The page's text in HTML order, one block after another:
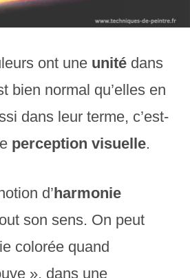
ont une unité dans
bien normal qu’elles en
dans leur terme, c’est-
perception visuelle.
d’ harmonie
son sens. On peut
colorée quand
», dans une